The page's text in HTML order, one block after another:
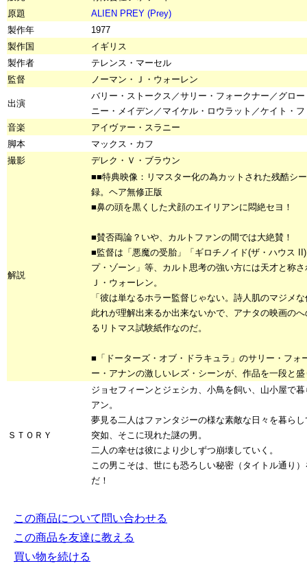
原題
ALIEN PREY (Prey)
製作年
1977
製作国
イギリス
製作者
テレンス・マーセル
監督
ノーマン・Ｊ・ウォーレン
出演
バリー・ストークス／サリー・フォークナー／グロ
ニー・メイデン／マイケル・ロウラット／ケイト・
音楽
アイヴァー・スラニー
脚本
マックス・カフ
撮影
デレク・Ｖ・ブラウン
解説
■■特典映像：リマスター化の為カットされた残酷シ
録。ヘア無修正版
■鼻の頭を黒くした犬顔のエイリアンに悶絶セヨ！
■賛否両論？いや、カルトファンの間では大絶賛！
■監督は「悪魔の受胎」「ギロチノイド(ザ・ハウス
プ・ゾーン」等、カルト思考の強い方には天才と称
Ｊ・ウォーレン。
「彼は単なるホラー監督じゃない。詩人肌のマジメ
此れが理解出来るか出来ないかで、アナタの映画の
るリトマス試験紙作なのだ。
■「ドーターズ・オブ・ドラキュラ」のサリー・フォ
ー・アナンの激しいレズ・シーンが、作品を一段と
ＳＴＯＲＹ
ジョセフィーンとジェシカ、小鳥を飼い、山小屋で
アン。
夢見る二人はファンタジーの様な素敵な日々を暮ら
突如、そこに現れた謎の男。
二人の幸せは彼により少しずつ崩壊していく。
この男こそは、世にも恐ろしい秘密（タイトル通り
だ！
この商品について問い合わせる
この商品を友達に教える
買い物を続ける